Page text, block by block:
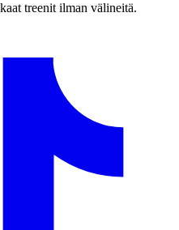
treenit ilman välineitä.